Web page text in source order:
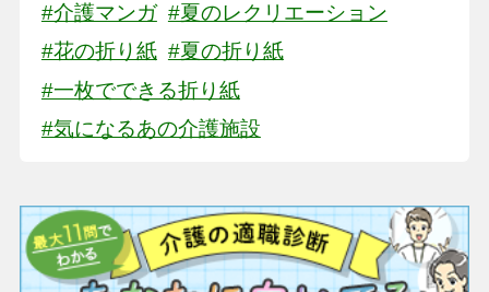
#介護マンガ #夏のレクリエーション
#花の折り紙 #夏の折り紙
#一枚でできる折り紙
#気になるあの介護施設